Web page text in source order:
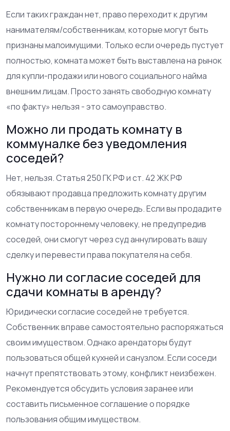
Если таких граждан нет, право переходит к другим
нанимателям/собственникам, которые могут быть
признаны малоимущими. Только если очередь пустует
полностью, комната может быть выставлена на рынок
для купли-продажи или нового социального найма
внешним лицам. Просто занять свободную комнату
«по факту» нельзя - это самоуправство.
Можно ли продать комнату в
коммуналке без уведомления
соседей?
Нет, нельзя. Статья 250 ГК РФ и ст. 42 ЖК РФ
обязывают продавца предложить комнату другим
собственникам в первую очередь. Если вы продадите
комнату постороннему человеку, не предупредив
соседей, они смогут через суд аннулировать вашу
сделку и перевести права покупателя на себя.
Нужно ли согласие соседей для
сдачи комнаты в аренду?
Юридически согласие соседей не требуется.
Собственник вправе самостоятельно распоряжаться
своим имуществом. Однако арендаторы будут
пользоваться общей кухней и санузлом. Если соседи
начнут препятствовать этому, конфликт неизбежен.
Рекомендуется обсудить условия заранее или
составить письменное соглашение о порядке
пользования общим имуществом.